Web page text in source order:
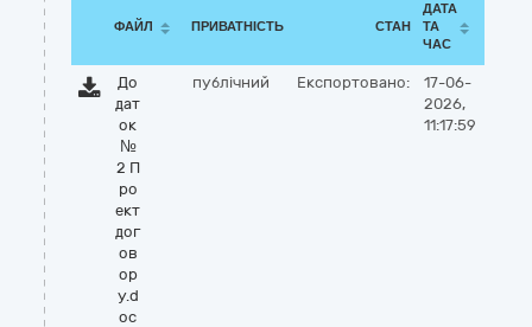
ФАЙЛ ПРИВАТНІСТЬ СТАН
ДАТА
ТА
ЧАС
До
дат
ок
№
2 П
ро
ект
дог
ов
ор
у.d
oc
публічний Експортовано:
17-06-
2026,
11:17:59